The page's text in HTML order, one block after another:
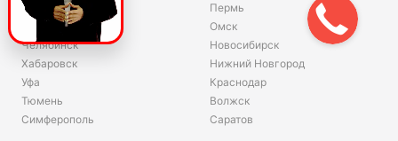
Волгоград
Ярославль
Челябинск
Хабаровск
Уфа
Тюмень
Симферополь
Пермь
Омск
Новосибирск
Нижний Новгород
Краснодар
Волжск
Саратов